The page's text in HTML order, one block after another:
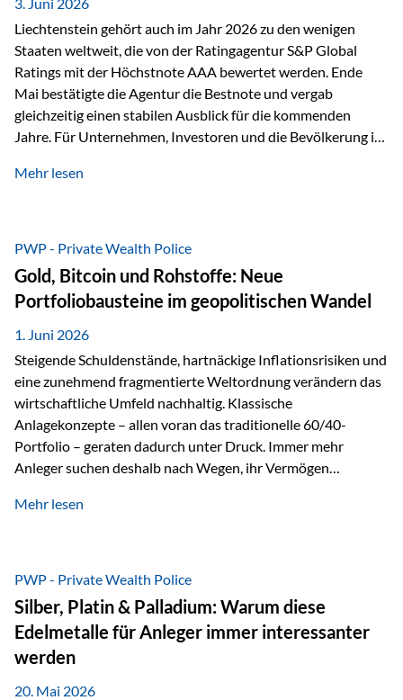
Liechtenstein gehört auch im Jahr 2026 zu den wenigen
Staaten weltweit, die von der Ratingagentur S&P Global
Ratings mit der Höchstnote AAA bewertet werden. Ende
Mai bestätigte die Agentur die Bestnote und vergab
gleichzeitig einen stabilen Ausblick für die kommenden
Jahre. Für Unternehmen, Investoren und die Bevölkerung ist
finanzielle Stabilität des Landes sowie das Vertrauen
trotz Herausforderungen Die weltwirtschaftlichen
Rahmenbedingungen bleiben anspruchsvoll. Geopolitische
Unsicherheiten, eine verhaltene Investitionstätigkeit und
eine schwächere Nachfrage in wichtigen Exportmärkten
beeinflussen auch die liechtensteinische Wirtschaft.
Dennoch sieht…
Mehr lesen
PWP - Private Wealth Police
Gold, Bitcoin und Rohstoffe: Neue
Portfoliobausteine im geopolitischen Wandel
1. Juni 2026
Steigende Schuldenstände, hartnäckige Inflationsrisiken und
eine zunehmend fragmentierte Weltordnung verändern das
wirtschaftliche Umfeld nachhaltig. Klassische
Anlagekonzepte – allen voran das traditionelle 60/40-
Portfolio – geraten dadurch unter Druck. Immer mehr
Anleger suchen deshalb nach Wegen, ihr Vermögen
Unsicherheit abzusichern. Genau hier rücken reale und
monetäre Rolle zurück Gold erlebt derzeit eine
bemerkenswerte Renaissance als monetärer Wertspeicher.
Treiber sind Rekordkäufe der Zentralbanken, geopolitische
Spannungen und ein schleichender Vertrauensverlust in
ungedeckte Papierwährungen. Wie groß dieser
Vertrauensverlust ausfällt, zeigt ein nüchterner
Mehr lesen
PWP - Private Wealth Police
Silber, Platin & Palladium: Warum diese
Edelmetalle für Anleger immer interessanter
werden
20. Mai 2026